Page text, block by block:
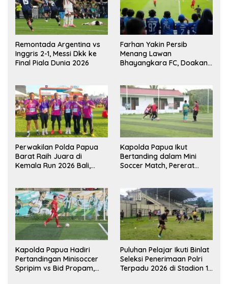
Remontada Argentina vs
Inggris 2-1, Messi Dkk ke
Final Piala Dunia 2026
Farhan Yakin Persib
Menang Lawan
Bhayangkara FC, Doakan
Perwakilan Polda Papua
Barat Raih Juara di
Kemala Run 2026 Bali,
Kapolda Papua Ikut
Bertanding dalam Mini
Soccer Match, Pererat
Kapolda Papua Hadiri
Pertandingan Minisoccer
Spripim vs Bid Propam,
Puluhan Pelajar Ikuti Binlat
Seleksi Penerimaan Polri
Terpadu 2026 di Stadion 16